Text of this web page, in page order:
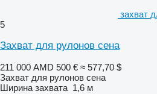
захват
5
Захват для рулонов сена
211 000 AMD 500 € ≈ 577,70 $
Захват для рулонов сена
Ширина захвата 1,6 м